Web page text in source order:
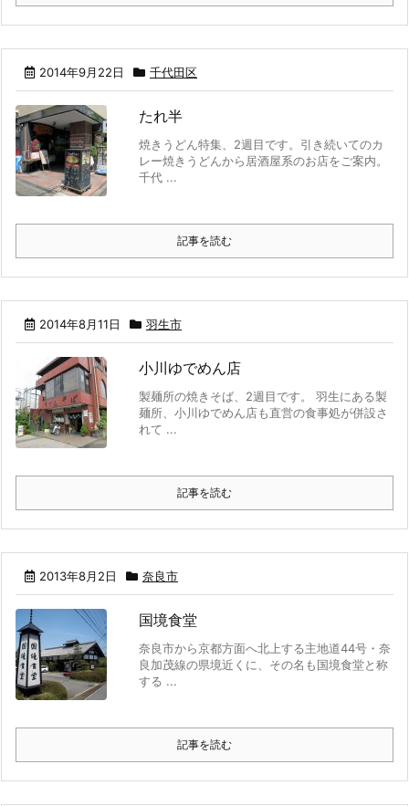
2014年9月22日 千代田区
たれ半
焼きうどん特集、2週目です。引き続いてのカ
レー焼きうどんから居酒屋系のお店をご案内。
千代 ...
記事を読む
2014年8月11日 羽生市
小川ゆでめん店
製麺所の焼きそば、2週目です。 羽生にある製
麺所、小川ゆでめん店も直営の食事処が併設さ
れて ...
記事を読む
2013年8月2日 奈良市
国境食堂
奈良市から京都方面へ北上する主地道44号・奈
良加茂線の県境近くに、その名も国境食堂と称
する ...
記事を読む